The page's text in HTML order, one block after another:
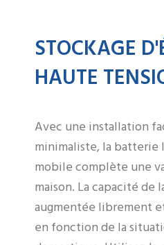
STOCKAGE
HAUTE
Avec une installation
minimaliste, la
mobile complète une
maison. La capacité
augmentée librement
en fonction de la